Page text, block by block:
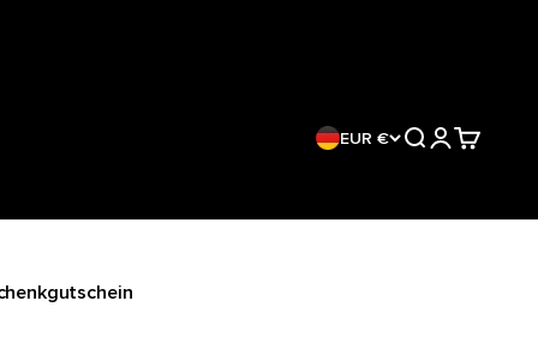
EUR € SucheAnmelden